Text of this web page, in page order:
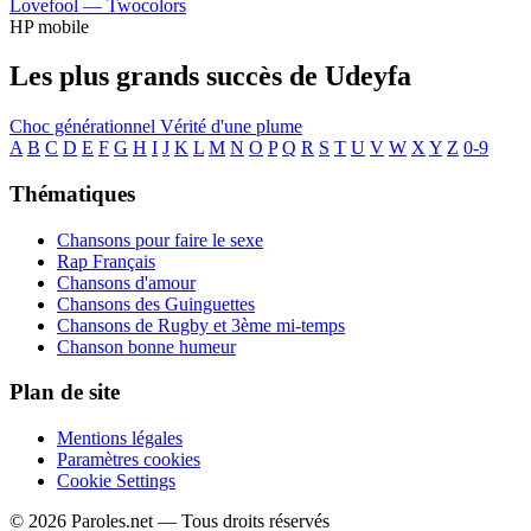
Lovefool — Twocolors
HP mobile
Les plus grands succès de Udeyfa
Choc générationnel Vérité d'une plume
A B C D E F G H I J K L M N O P Q R S T U V W X Y Z 0-9
Thématiques
Chansons pour faire le sexe
Rap Français
Chansons d'amour
Chansons des Guinguettes
Chansons de Rugby et 3ème mi-temps
Chanson bonne humeur
Plan de site
Mentions légales
Paramètres cookies
Cookie Settings
© 2026 Paroles.net — Tous droits réservés